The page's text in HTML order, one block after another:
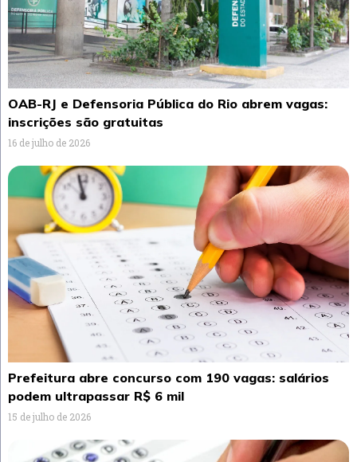
OAB-RJ e Defensoria Pública do Rio abrem vagas:
inscrições são gratuitas
16 de julho de 2026
Prefeitura abre concurso com 190 vagas: salários
podem ultrapassar R$ 6 mil
15 de julho de 2026